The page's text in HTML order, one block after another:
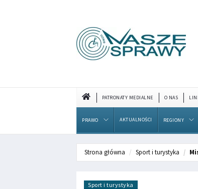
PATRONATY MEDIALNE O NAS
PRAWO AKTUALNOŚCI REGIONY
Strona główna Sport i turystyka
Sport i turystyka